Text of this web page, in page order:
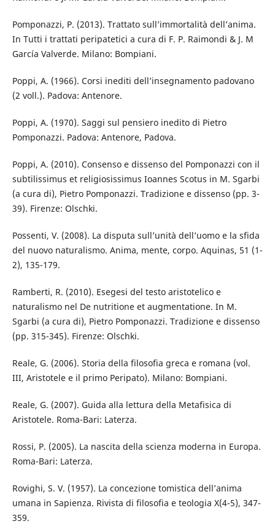
Pomponazzi, P. (2013). Trattato sull’immortalità dell’anima.
In Tutti i trattati peripatetici a cura di F. P. Raimondi & J. M
García Valverde. Milano: Bompiani.
Poppi, A. (1966). Corsi inediti dell’insegnamento padovano
(2 voll.). Padova: Antenore.
Poppi, A. (1970). Saggi sul pensiero inedito di Pietro
Pomponazzi. Padova: Antenore, Padova.
Poppi, A. (2010). Consenso e dissenso del Pomponazzi con il
subtilissimus et religiosissimus Ioannes Scotus in M. Sgarbi
(a cura di), Pietro Pomponazzi. Tradizione e dissenso (pp. 3-
39). Firenze: Olschki.
Possenti, V. (2008). La disputa sull’unità dell’uomo e la sfida
del nuovo naturalismo. Anima, mente, corpo. Aquinas, 51 (1-
2), 135-179.
Ramberti, R. (2010). Esegesi del testo aristotelico e
naturalismo nel De nutritione et augmentatione. In M.
Sgarbi (a cura di), Pietro Pomponazzi. Tradizione e dissenso
(pp. 315-345). Firenze: Olschki.
Reale, G. (2006). Storia della filosofia greca e romana (vol.
III, Aristotele e il primo Peripato). Milano: Bompiani.
Reale, G. (2007). Guida alla lettura della Metafisica di
Aristotele. Roma-Bari: Laterza.
Rossi, P. (2005). La nascita della scienza moderna in Europa.
Roma-Bari: Laterza.
Rovighi, S. V. (1957). La concezione tomistica dell’anima
umana in Sapienza. Rivista di filosofia e teologia X(4-5), 347-
359.